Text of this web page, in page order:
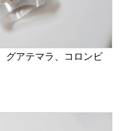
グアテマラ、コロンビ